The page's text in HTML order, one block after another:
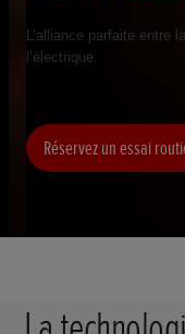
L’alliance parfaite entre
l’électrique.
Réservez un essai